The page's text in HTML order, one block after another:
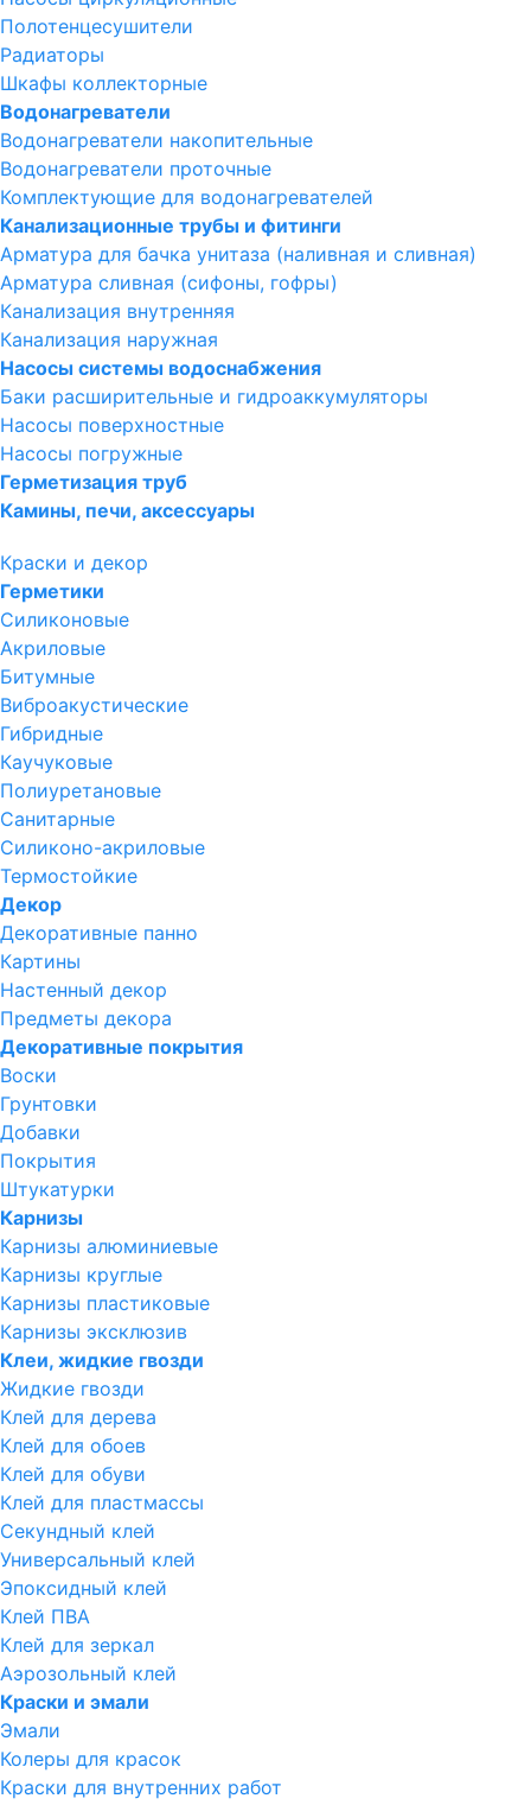
Полотенцесушители
Радиаторы
Шкафы коллекторные
Водонагреватели
Водонагреватели накопительные
Водонагреватели проточные
Комплектующие для водонагревателей
Канализационные трубы и фитинги
Арматура для бачка унитаза (наливная и сливная)
Арматура сливная (сифоны, гофры)
Канализация внутренняя
Канализация наружная
Насосы системы водоснабжения
Баки расширительные и гидроаккумуляторы
Насосы поверхностные
Насосы погружные
Герметизация труб
Камины, печи, аксессуары
Краски и декор
Герметики
Силиконовые
Акриловые
Битумные
Виброакустические
Гибридные
Каучуковые
Полиуретановые
Санитарные
Силиконо-акриловые
Термостойкие
Декор
Декоративные панно
Картины
Настенный декор
Предметы декора
Декоративные покрытия
Воски
Грунтовки
Добавки
Покрытия
Штукатурки
Карнизы
Карнизы алюминиевые
Карнизы круглые
Карнизы пластиковые
Карнизы эксклюзив
Клеи, жидкие гвозди
Жидкие гвозди
Клей для дерева
Клей для обоев
Клей для обуви
Клей для пластмассы
Секундный клей
Универсальный клей
Эпоксидный клей
Клей ПВА
Клей для зеркал
Аэрозольный клей
Краски и эмали
Эмали
Колеры для красок
Краски для внутренних работ